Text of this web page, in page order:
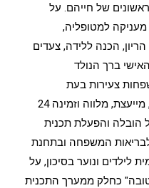
של חייהם. על
מעניקה למטופליה,
הכנה ללידה, צעדים
ברך הנולד
צעירות בעת
התרחבות המשפחה, כאוזן קשבת, מייעצת, מלווה וזמינה 24
הובלה והפעלת תכנית
לבריאות המשפחה ובתחנת
לילדים ונוער בסיכון, על
טובה" כחלק ממערך התכנית